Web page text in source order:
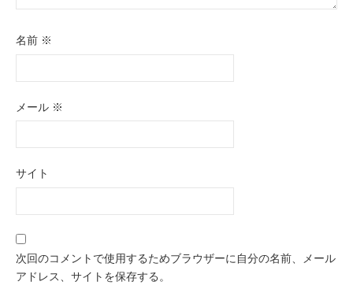
名前 ※
メール ※
サイト
次回のコメントで使用するためブラウザーに自分の名前、メール
アドレス、サイトを保存する。